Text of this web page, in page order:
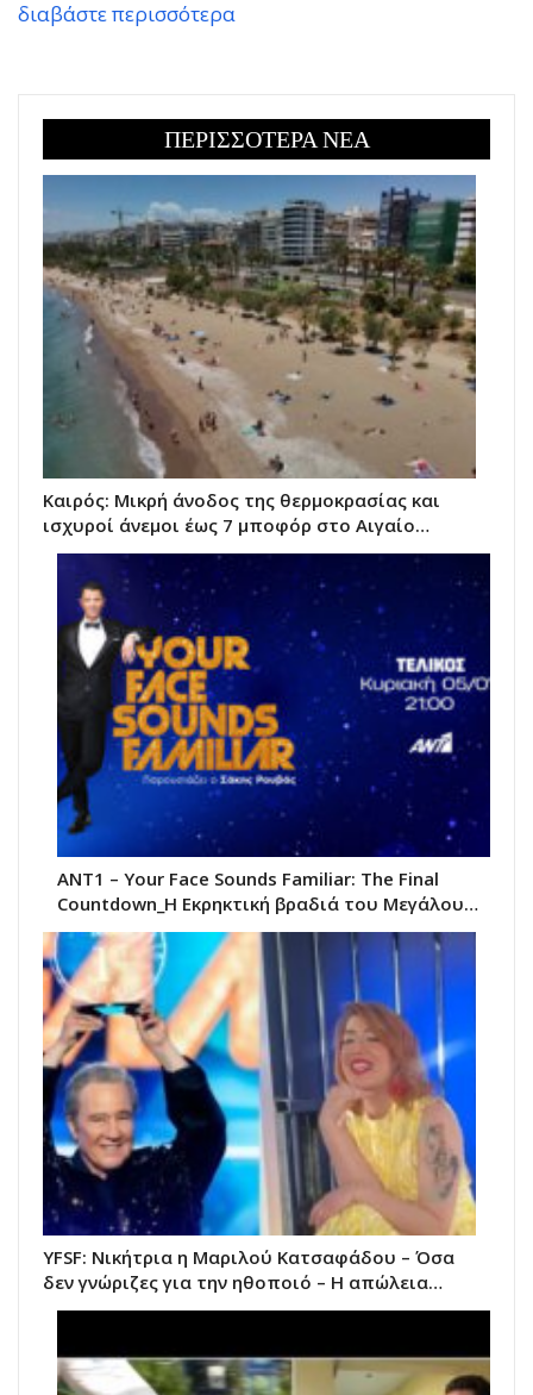
διαβάστε περισσότερα
ΠΕΡΙΣΣΟΤΕΡΑ ΝΕΑ
Καιρός: Μικρή άνοδος της θερμοκρασίας και
ισχυροί άνεμοι έως 7 μποφόρ στο Αιγαίο…
ANT1 – Your Face Sounds Familiar: The Final
Countdown_Η Εκρηκτική βραδιά του Μεγάλου…
YFSF: Νικήτρια η Μαριλού Κατσαφάδου – Όσα
δεν γνώριζες για την ηθοποιό – Η απώλεια…